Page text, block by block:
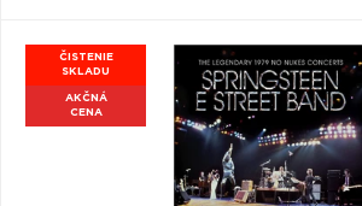
ČISTENIE
SKLADU
AKČNÁ
CENA